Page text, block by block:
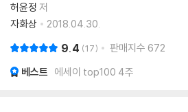
허윤정 저
자화상
2018.04.30.
9.4 17 판매지수 672
베스트 에세이 top100 4주